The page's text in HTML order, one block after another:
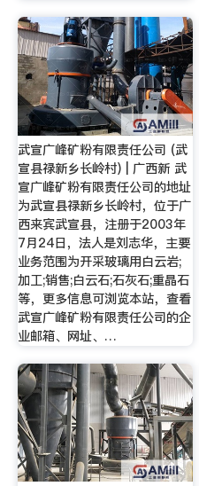
武宣广峰矿粉有限责任公司 (武
宣县禄新乡长岭村) | 广西新 武
宣广峰矿粉有限责任公司的地址
为武宣县禄新乡长岭村，位于广
西来宾武宣县，注册于2003年
7月24日，法人是刘志华，主要
业务范围为开采玻璃用白云岩;
加工;销售;白云石;石灰石;重晶石
等，更多信息可浏览本站，查看
武宣广峰矿粉有限责任公司的企
业邮箱、网址、…